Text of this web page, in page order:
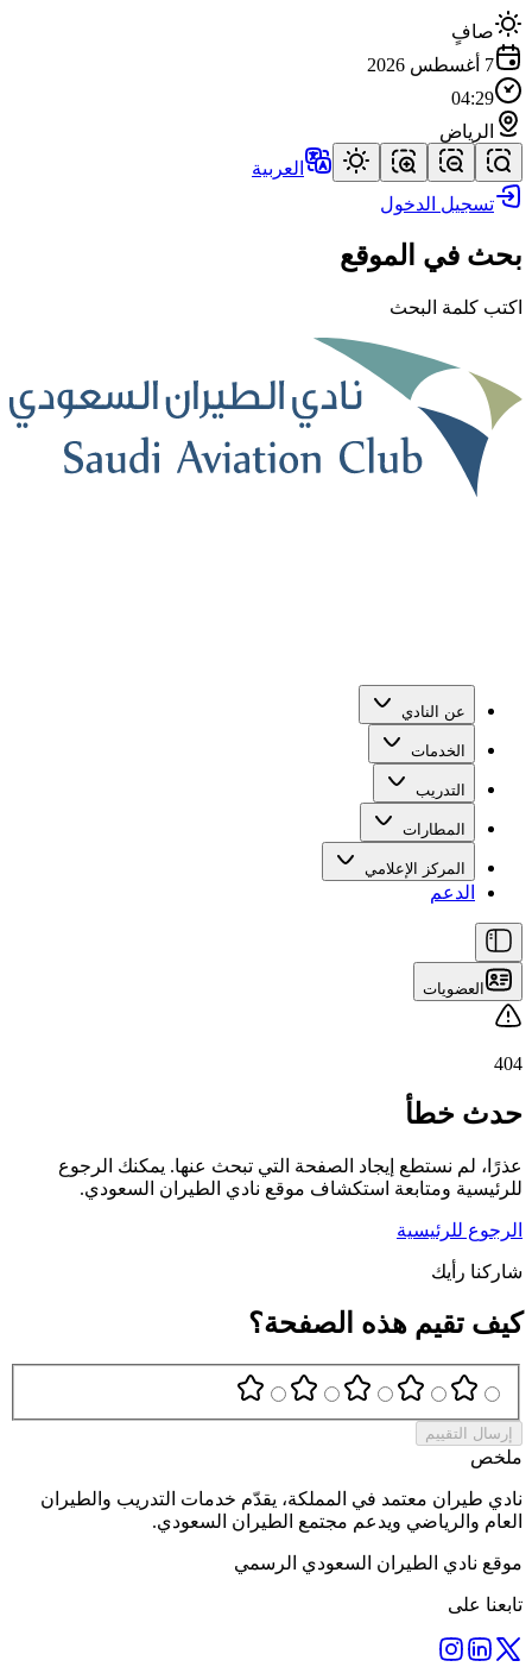
صافٍ
7 أغسطس 2026
04:29
الرياض
العربية
تسجيل الدخول
بحث في الموقع
اكتب كلمة البحث
عن النادي
الخدمات
التدريب
المطارات
المركز الإعلامي
الدعم
العضويات
404
حدث خطأ
عذرًا، لم نستطع إيجاد الصفحة التي تبحث عنها. يمكنك الرجوع
للرئيسية ومتابعة استكشاف موقع نادي الطيران السعودي.
الرجوع للرئيسية
شاركنا رأيك
كيف تقيم هذه الصفحة؟
إرسال التقييم
ملخص
نادي طيران معتمد في المملكة، يقدّم خدمات التدريب والطيران
العام والرياضي ويدعم مجتمع الطيران السعودي.
موقع نادي الطيران السعودي الرسمي
تابعنا على